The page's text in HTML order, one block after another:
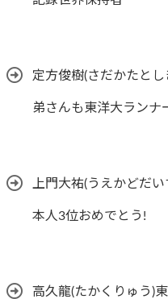
定方俊樹(さだかたと
弟さんも東洋大ランナ
上門大祐(うえかどだ
本人3位おめでとう!
高久龍(たかくりゅう)